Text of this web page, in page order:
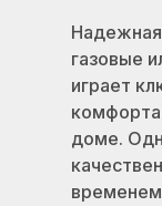
газовые
играет
доме.
временем